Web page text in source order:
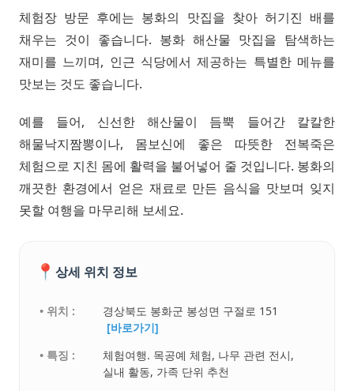
체험장 방문 후에는 봉화의 맛집을 찾아 허기진 배를
채우는 것이 좋습니다. 봉화 해산물 맛집을 탐색하는
재미를 느끼며, 인근 식당에서 제공하는 특별한 메뉴를
맛보는 것도 좋습니다.
예를 들어, 신선한 해산물이 듬뿍 들어간 칼칼한
해물낙지짬뽕이나, 몸보신에 좋은 따뜻한 전복죽은
체험으로 지친 몸에 활력을 불어넣어 줄 것입니다. 봉화의
깨끗한 환경에서 얻은 재료로 만든 음식을 맛보며 잊지
못할 여행을 마무리해 보세요.
📍 상세 위치 정보
• 위치 :
경상북도 봉화군 봉성면 구절로 151
[바로가기]
• 특징 :
체험여행. 목공예 체험, 나무 관련 전시,
실내 활동, 가족 단위 추천